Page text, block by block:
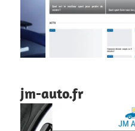
jm-auto.fr